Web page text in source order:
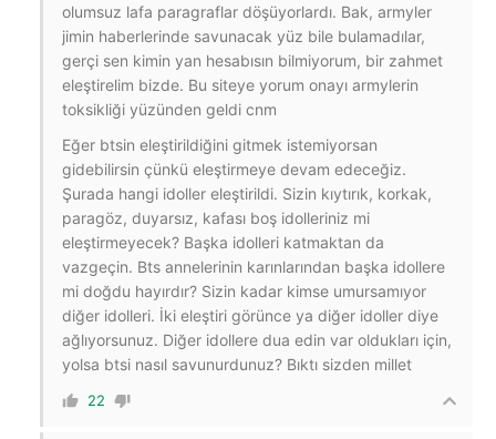
olumsuz lafa paragraflar döşüyorlardı. Bak, armyler
jimin haberlerinde savunacak yüz bile bulamadılar,
gerçi sen kimin yan hesabısın bilmiyorum, bir zahmet
eleştirelim bizde. Bu siteye yorum onayı armylerin
toksikliği yüzünden geldi cnm
Eğer btsin eleştirildiğini gitmek istemiyorsan
gidebilirsin çünkü eleştirmeye devam edeceğiz.
Şurada hangi idoller eleştirildi. Sizin kıytırık, korkak,
paragöz, duyarsız, kafası boş idolleriniz mi
eleştirmeyecek? Başka idolleri katmaktan da
vazgeçin. Bts annelerinin karınlarından başka idollere
mi doğdu hayırdır? Sizin kadar kimse umursamıyor
diğer idolleri. İki eleştiri görünce ya diğer idoller diye
ağlıyorsunuz. Diğer idollere dua edin var oldukları için,
yolsa btsi nasıl savunurdunuz? Bıktı sizden millet
22